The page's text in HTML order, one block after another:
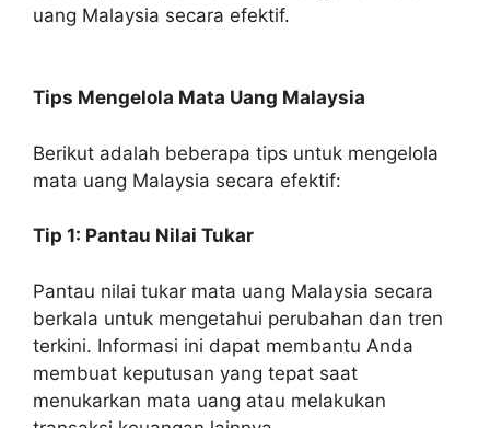
uang Malaysia secara efektif.
Tips Mengelola Mata Uang Malaysia
Berikut adalah beberapa tips untuk mengelola
mata uang Malaysia secara efektif:
Tip 1: Pantau Nilai Tukar
Pantau nilai tukar mata uang Malaysia secara
berkala untuk mengetahui perubahan dan tren
terkini. Informasi ini dapat membantu Anda
membuat keputusan yang tepat saat
menukarkan mata uang atau melakukan